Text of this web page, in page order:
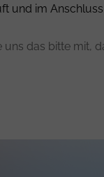
und im
uns das bitte mit,